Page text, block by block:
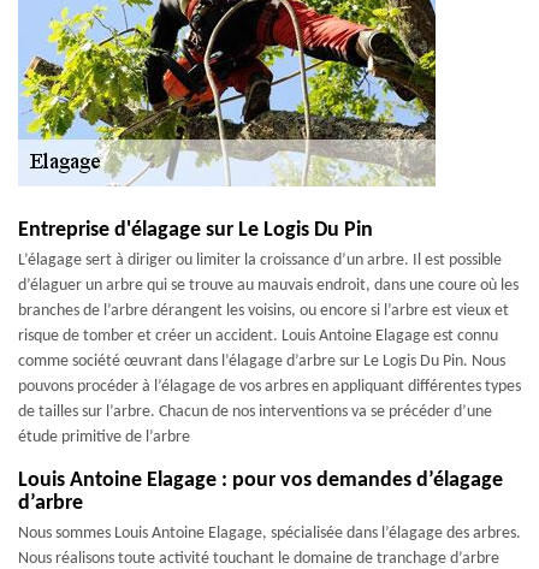
Entreprise d'élagage sur Le Logis Du Pin
L’élagage sert à diriger ou limiter la croissance d’un arbre. Il est possible
d’élaguer un arbre qui se trouve au mauvais endroit, dans une coure où les
branches de l’arbre dérangent les voisins, ou encore si l’arbre est vieux et
risque de tomber et créer un accident. Louis Antoine Elagage est connu
comme société œuvrant dans l’élagage d’arbre sur Le Logis Du Pin. Nous
pouvons procéder à l’élagage de vos arbres en appliquant différentes types
de tailles sur l’arbre. Chacun de nos interventions va se précéder d’une
étude primitive de l’arbre
Louis Antoine Elagage : pour vos demandes d’élagage
d’arbre
Nous sommes Louis Antoine Elagage, spécialisée dans l’élagage des arbres.
Nous réalisons toute activité touchant le domaine de tranchage d’arbre